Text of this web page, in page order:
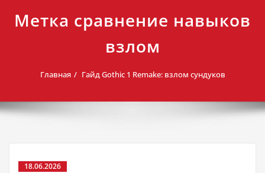
Метка сравнение навыков
взлом
Главная Гайд Gothic 1 Remake: взлом сундуков
18.06.2026